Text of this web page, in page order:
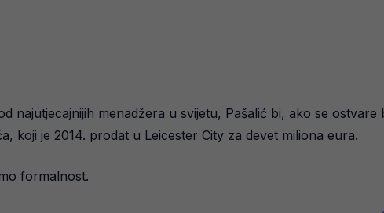
najutjecajnijih menadžera u svijetu, Pašalić bi, ako se ostvare
koji je 2014. prodat u Leicester City za devet miliona eura.
formalnost.